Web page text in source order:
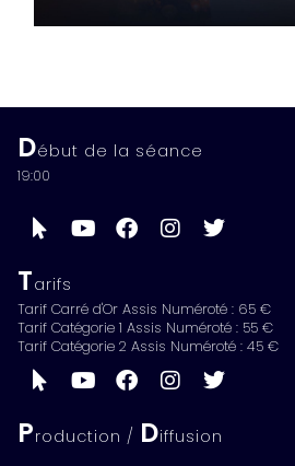
Début de la séance
19:00
Tarifs
Tarif Carré d'Or Assis Numéroté : 65 €
Tarif Catégorie 1 Assis Numéroté : 55 €
Tarif Catégorie 2 Assis Numéroté : 45 €
Production / Diffusion